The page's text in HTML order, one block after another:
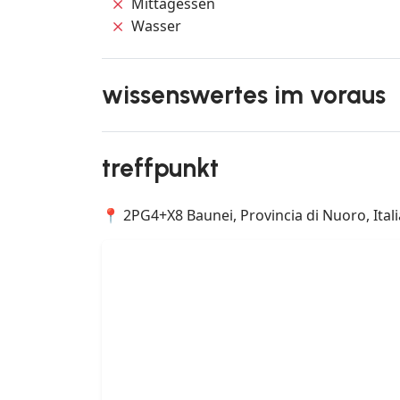
Wasser
wissenswertes im voraus
treffpunkt
📍 2PG4+X8 Baunei, Provincia di Nuoro,